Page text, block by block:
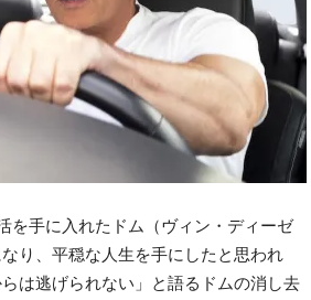
を手に入れたドム（ヴィン・ディーゼ
り、平穏な人生を手にしたと思われ
は逃げられない」と語るドムの消し去